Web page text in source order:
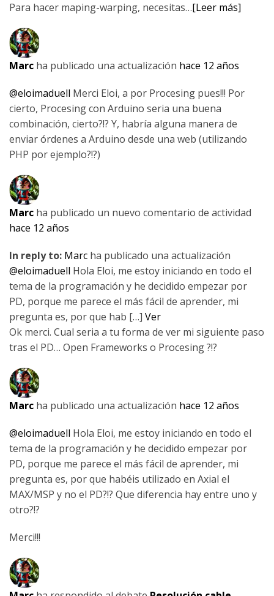
Para hacer maping-warping, necesitas…[Leer más]
Marc ha publicado una actualización hace 12 años
@eloimaduell Merci Eloi, a por Procesing pues!!! Por
cierto, Procesing con Arduino seria una buena
combinación, cierto?!? Y, habría alguna manera de
enviar órdenes a Arduino desde una web (utilizando
PHP por ejemplo?!?)
Marc ha publicado un nuevo comentario de actividad
hace 12 años
In reply to: Marc ha publicado una actualización
@eloimaduell Hola Eloi, me estoy iniciando en todo el
tema de la programación y he decidido empezar por
PD, porque me parece el más fácil de aprender, mi
pregunta es, por que hab […] Ver
Ok merci. Cual seria a tu forma de ver mi siguiente paso
tras el PD… Open Frameworks o Procesing ?!?
Marc ha publicado una actualización hace 12 años
@eloimaduell Hola Eloi, me estoy iniciando en todo el
tema de la programación y he decidido empezar por
PD, porque me parece el más fácil de aprender, mi
pregunta es, por que habéis utilizado en Axial el
MAX/MSP y no el PD?!? Que diferencia hay entre uno y
otro?!?
Merci!!!